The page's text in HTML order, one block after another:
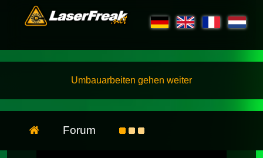
Umbauarbeiten gehen weiter
Forum